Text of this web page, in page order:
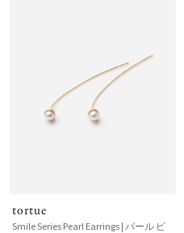
tortue
Smile Series Pearl Earrings | パール ピ